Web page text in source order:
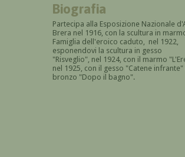
Biografia
Partecipa alla Esposizione Nazionale
Brera nel 1916, con la scultura in
Famiglia dell'eroico caduto, nel 1922,
esponendovi la scultura in gesso
"Risveglio", nel 1924, con il marmo
nel 1925, con il gesso "Catene infrante"
bronzo "Dopo il bagno".